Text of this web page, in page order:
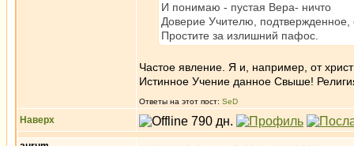
И понимаю - пустая Вера- ничто
Доверие Учителю, подтвержденное,
Простите за излишний пафос.
Частое явление. Я и, например, от
Истинное Учение данное Свыше!
Ответы на этот пост: SeD
Наверх